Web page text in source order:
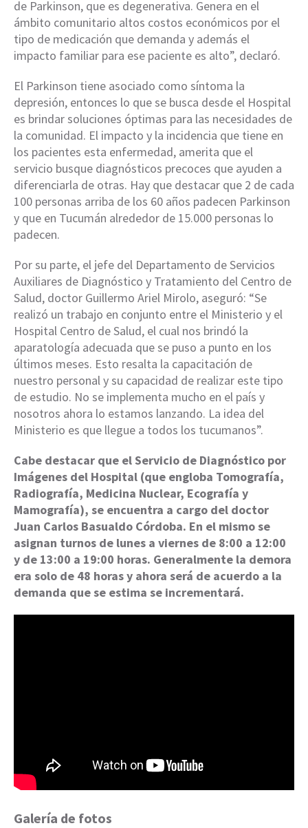
de Parkinson, que es degenerativa. Genera en el
ámbito comunitario altos costos económicos por el
tipo de medicación que demanda y además el
impacto familiar para ese paciente es alto”, declaró.
El Parkinson tiene asociado como síntoma la
depresión, entonces lo que se busca desde el Hospital
es brindar soluciones óptimas para las necesidades de
la comunidad. El impacto y la incidencia que tiene en
los pacientes esta enfermedad, amerita que el
servicio busque diagnósticos precoces que ayuden a
diferenciarla de otras. Hay que destacar que 2 de cada
100 personas arriba de los 60 años padecen Parkinson
y que en Tucumán alrededor de 15.000 personas lo
padecen.
Por su parte, el jefe del Departamento de Servicios
Auxiliares de Diagnóstico y Tratamiento del Centro de
Salud, doctor Guillermo Ariel Mirolo, aseguró: “Se
realizó un trabajo en conjunto entre el Ministerio y el
Hospital Centro de Salud, el cual nos brindó la
aparatología adecuada que se puso a punto en los
últimos meses. Esto resalta la capacitación de
nuestro personal y su capacidad de realizar este tipo
de estudio. No se implementa mucho en el país y
nosotros ahora lo estamos lanzando. La idea del
Ministerio es que llegue a todos los tucumanos”.
Cabe destacar que el Servicio de Diagnóstico por
Imágenes del Hospital (que engloba Tomografía,
Radiografía, Medicina Nuclear, Ecografía y
Mamografía), se encuentra a cargo del doctor
Juan Carlos Basualdo Córdoba. En el mismo se
asignan turnos de lunes a viernes de 8:00 a 12:00
y de 13:00 a 19:00 horas. Generalmente la demora
era solo de 48 horas y ahora será de acuerdo a la
demanda que se estima se incrementará.
Galería de fotos